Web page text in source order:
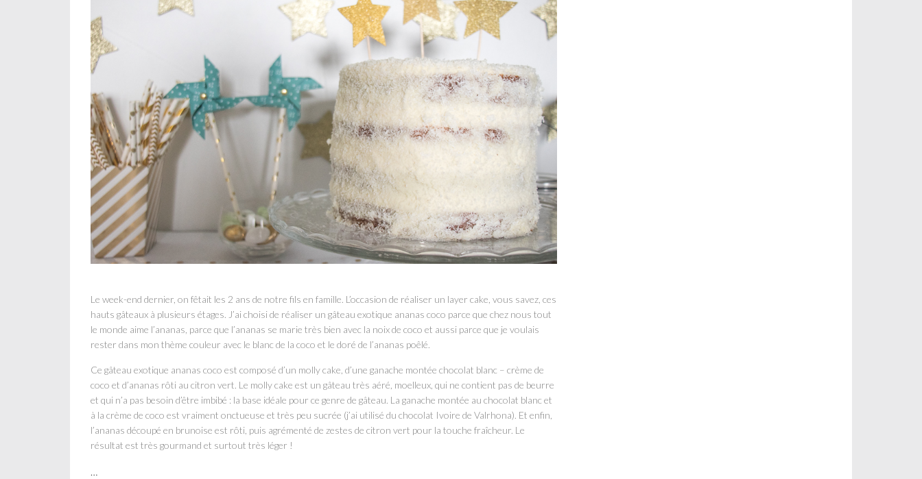
Le week-end dernier, on fêtait les 2 ans de notre fils en famille. L’occasion de réaliser un layer cake, vous savez, ces
hauts gâteaux à plusieurs étages. J’ai choisi de réaliser un gâteau exotique ananas coco parce que chez nous tout
le monde aime l’ananas, parce que l’ananas se marie très bien avec la noix de coco et aussi parce que je voulais
rester dans mon thème couleur avec le blanc de la coco et le doré de l’ananas poêlé.
Ce gâteau exotique ananas coco est composé d’un molly cake, d’une ganache montée chocolat blanc – crème de
coco et d’ananas rôti au citron vert. Le molly cake est un gâteau très aéré, moelleux, qui ne contient pas de beurre
et qui n’a pas besoin d’être imbibé : la base idéale pour ce genre de gâteau. La ganache montée au chocolat blanc et
à la crème de coco est vraiment onctueuse et très peu sucrée (j’ai utilisé du chocolat Ivoire de Valrhona). Et enfin,
l’ananas découpé en brunoise est rôti, puis agrémenté de zestes de citron vert pour la touche fraîcheur. Le
résultat est très gourmand et surtout très léger !
…